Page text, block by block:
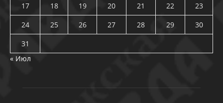
17
18 19 20 21 22
23
24
25 26 27 28 29
30
31
« Июл